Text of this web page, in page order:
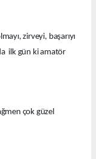
zirveyi, başarıyı
ilk gün ki amatör
çok güzel